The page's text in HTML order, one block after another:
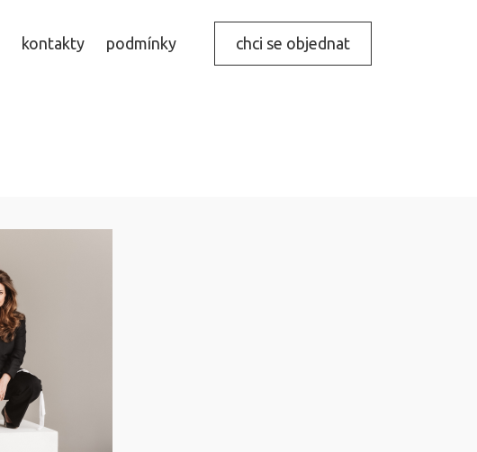
kontakty podmínky chci se objednat